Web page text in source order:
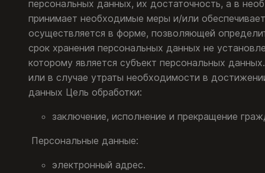
заключение, исполнение и прекращение
Персональные данные:
электронный адрес.